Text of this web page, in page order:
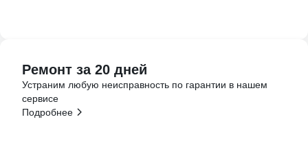
Ремонт за 20 дней
Устраним любую неисправность по гарантии в нашем
сервисе
Подробнее